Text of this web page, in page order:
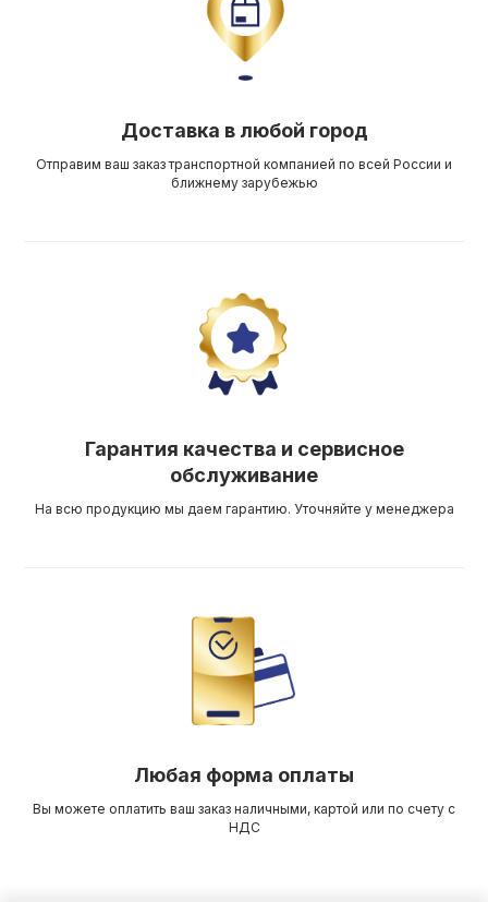
Доставка в любой город
Отправим ваш заказ транспортной компанией по всей России и
ближнему зарубежью
Гарантия качества и сервисное
обслуживание
На всю продукцию мы даем гарантию. Уточняйте у менеджера
Любая форма оплаты
Вы можете оплатить ваш заказ наличными, картой или по счету с
НДС